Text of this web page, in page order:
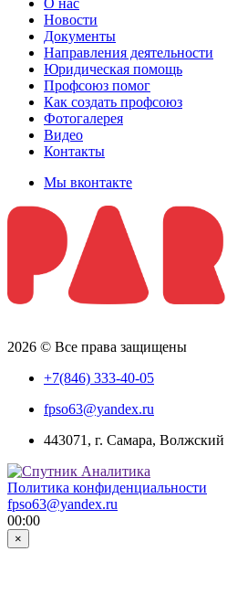
О нас
Новости
Документы
Направления деятельности
Юридическая помощь
Профсоюз помог
Как создать профсоюз
Фотогалерея
Видео
Контакты
Мы вконтакте
2026 © Все права защищены
+7(846) 333-40-05
fpso63@yandex.ru
443071, г. Самара, Волжский
Политика конфиденциальности
fpso63@yandex.ru
00:00
×